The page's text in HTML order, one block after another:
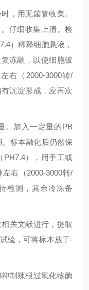
，用无菌管收集。
仔细收集上清。检
）稀释细胞悬液，
冻融，以使细胞破
右（2000-3000转/
沉淀形成，应再次
。加入一定量的PB
标本融化后仍然保
），用手工或
右（2000-3000转/
检测，其余冷冻备
关文献进行，提取
验，可将标本放于-
制辣根过氧化物酶